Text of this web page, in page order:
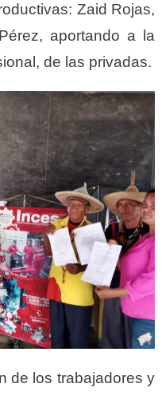
Zaid Rojas,
aportando a la
de las privadas.
de los trabajadores y